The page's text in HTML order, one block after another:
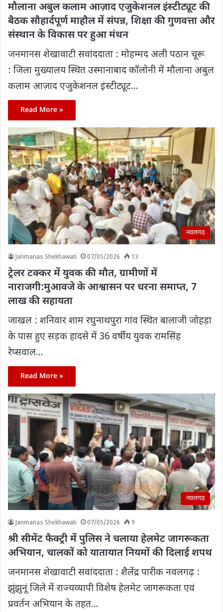
मौलाना अबुल कलाम आज़ाद एजुकेशनल इंस्टीट्यूट की
बैठक सौहार्दपूर्ण माहौल में संपन्न, शिक्षा की गुणवत्ता और
संस्थान के विकास पर हुआ मंथन
जनमानस शेखावाटी सवांददाता : मोहम्मद अली पठान चूरू
: जिला मुख्यालय स्थित उस्मानाबाद कॉलोनी में मौलाना अबुल
कलाम आज़ाद एजुकेशनल इंस्टीट्यूट…
Read More »
नवलगढ़
Janmanas Shekhawati 07/05/2026 13
ट्रेलर टक्कर में युवक की मौत, ग्रामीणों में
नाराजगी:मुआवजे के आश्वासन पर धरना समाप्त, 7
लाख की सहायता
जाखल : शनिवार शाम रघुनाथपुरा गांव स्थित बालाजी जोहड़ा
के पास हुए सड़क हादसे में 36 वर्षीय युवक रामसिंह
रेप्सवाल…
Read More »
नवलगढ़
Janmanas Shekhawati 07/05/2026 9
श्री सीमेंट फैक्ट्री में पुलिस ने चलाया हेलमेट जागरूकता
अभियान, चालकों को यातायात नियमों की दिलाई शपथ
जनमानस शेखावाटी सवांददाता : शैलेंद्र पारीक नवलगढ़ :
झुंझुनूं जिले में राज्यव्यापी विशेष हेलमेट जागरूकता एवं
प्रवर्तन अभियान के तहत…